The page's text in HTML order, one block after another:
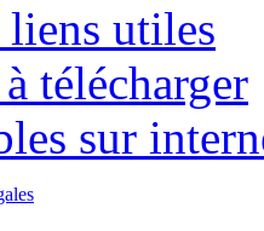
liens utiles
télécharger
sur